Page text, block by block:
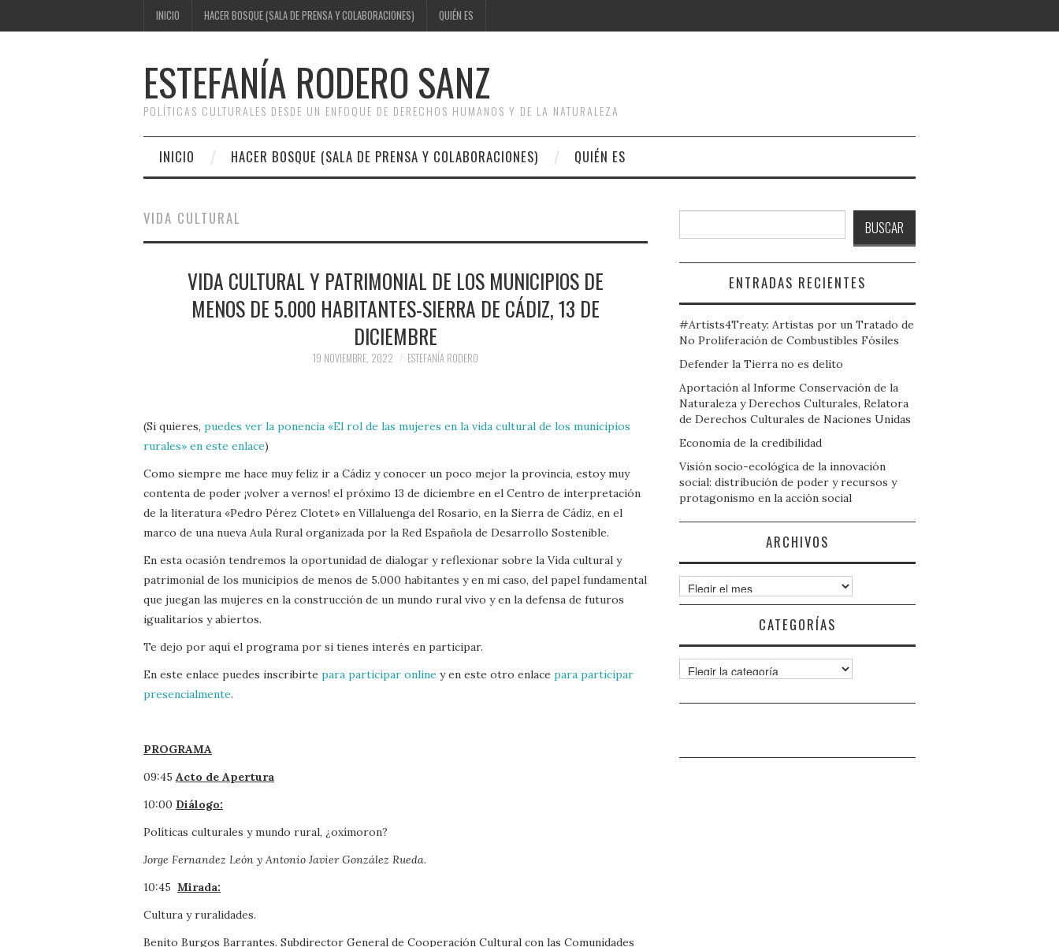
INICIO HACER BOSQUE (SALA DE PRENSA Y COLABORACIONES) QUIÉN ES
ESTEFANÍA RODERO SANZ
POLÍTICAS CULTURALES DESDE UN ENFOQUE DE DERECHOS HUMANOS Y DE LA NATURALEZA
INICIO HACER BOSQUE (SALA DE PRENSA Y COLABORACIONES) QUIÉN ES
VIDA CULTURAL
VIDA CULTURAL Y PATRIMONIAL DE LOS MUNICIPIOS DE
MENOS DE 5.000 HABITANTES-SIERRA DE CÁDIZ, 13 DE
DICIEMBRE
19 NOVIEMBRE, 2022 ESTEFANÍA RODERO
(Si quieres, puedes ver la ponencia «El rol de las mujeres en la vida cultural de los municipios
rurales» en este enlace)
Como siempre me hace muy feliz ir a Cádiz y conocer un poco mejor la provincia, estoy muy
contenta de poder ¡volver a vernos! el próximo 13 de diciembre en el Centro de interpretación
de la literatura «Pedro Pérez Clotet» en Villaluenga del Rosario, en la Sierra de Cádiz, en el
marco de una nueva Aula Rural organizada por la Red Española de Desarrollo Sostenible.
En esta ocasión tendremos la oportunidad de dialogar y reflexionar sobre la Vida cultural y
patrimonial de los municipios de menos de 5.000 habitantes y en mi caso, del papel fundamental
que juegan las mujeres en la construcción de un mundo rural vivo y en la defensa de futuros
igualitarios y abiertos.
Te dejo por aquí el programa por si tienes interés en participar.
En este enlace puedes inscribirte para participar online y en este otro enlace para participar
presencialmente.
PROGRAMA
09:45 Acto de Apertura
10:00 Diálogo:
Políticas culturales y mundo rural, ¿oxímoron?
Jorge Fernandez León y Antonio Javier González Rueda.
10:45 Mirada:
Cultura y ruralidades.
Benito Burgos Barrantes. Subdirector General de Cooperación Cultural con las Comunidades
BUSCAR
ENTRADAS RECIENTES
#Artists4Treaty: Artistas por un Tratado de
No Proliferación de Combustibles Fósiles
Defender la Tierra no es delito
Aportación al Informe Conservación de la
Naturaleza y Derechos Culturales, Relatora
de Derechos Culturales de Naciones Unidas
Economía de la credibilidad
Visión socio-ecológica de la innovación
social: distribución de poder y recursos y
protagonismo en la acción social
ARCHIVOS
Archivos
CATEGORÍAS
Categorías